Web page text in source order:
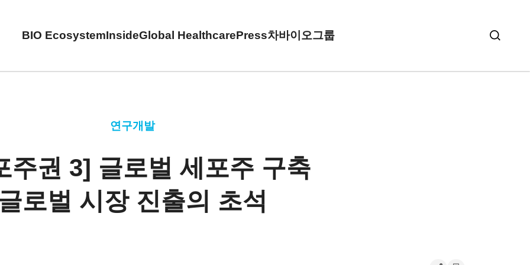
BIO EcosystemInsideGlobal HealthcarePress차바이오그룹
연구개발
주권 3] 글로벌 세포주 구축
로벌 시장 진출의 초석